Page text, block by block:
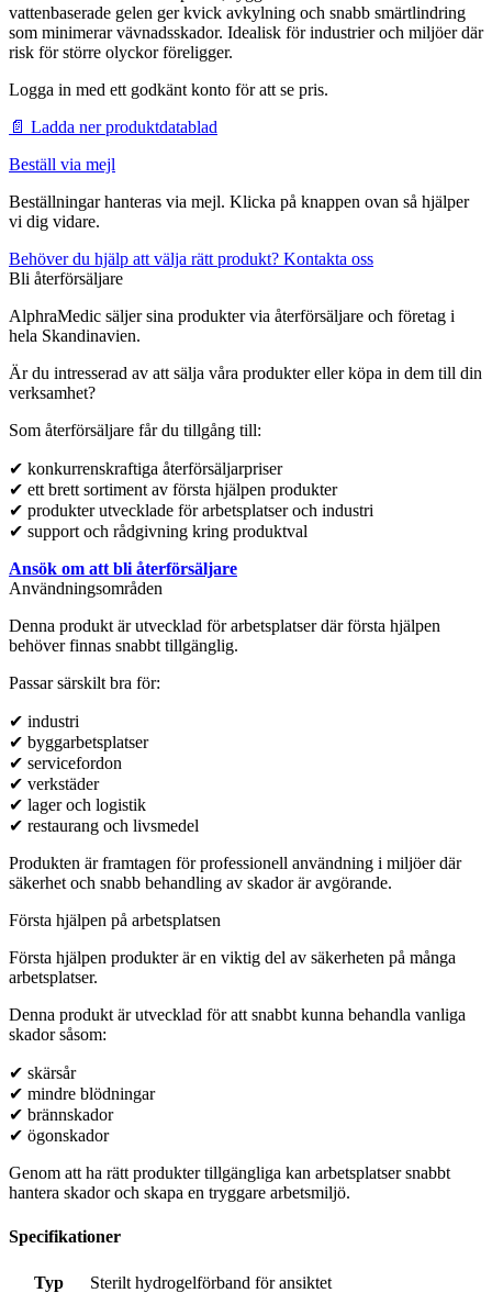
vattenbaserade gelen ger kvick avkylning och snabb smärtlindring
som minimerar vävnadsskador. Idealisk för industrier och miljöer där
risk för större olyckor föreligger.
Logga in med ett godkänt konto för att se pris.
📄 Ladda ner produktdatablad
Beställ via mejl
Beställningar hanteras via mejl. Klicka på knappen ovan så hjälper
vi dig vidare.
Behöver du hjälp att välja rätt produkt? Kontakta oss
Bli återförsäljare
AlphraMedic säljer sina produkter via återförsäljare och företag i
hela Skandinavien.
Är du intresserad av att sälja våra produkter eller köpa in dem till din
verksamhet?
Som återförsäljare får du tillgång till:
✔ konkurrenskraftiga återförsäljarpriser
✔ ett brett sortiment av första hjälpen produkter
✔ produkter utvecklade för arbetsplatser och industri
✔ support och rådgivning kring produktval
Ansök om att bli återförsäljare
Användningsområden
Denna produkt är utvecklad för arbetsplatser där första hjälpen
behöver finnas snabbt tillgänglig.
Passar särskilt bra för:
✔ industri
✔ byggarbetsplatser
✔ servicefordon
✔ verkstäder
✔ lager och logistik
✔ restaurang och livsmedel
Produkten är framtagen för professionell användning i miljöer där
säkerhet och snabb behandling av skador är avgörande.
Första hjälpen på arbetsplatsen
Första hjälpen produkter är en viktig del av säkerheten på många
arbetsplatser.
Denna produkt är utvecklad för att snabbt kunna behandla vanliga
skador såsom:
✔ skärsår
✔ mindre blödningar
✔ brännskador
✔ ögonskador
Genom att ha rätt produkter tillgängliga kan arbetsplatser snabbt
hantera skador och skapa en tryggare arbetsmiljö.
Specifikationer
Typ
Sterilt hydrogelförband för ansiktet